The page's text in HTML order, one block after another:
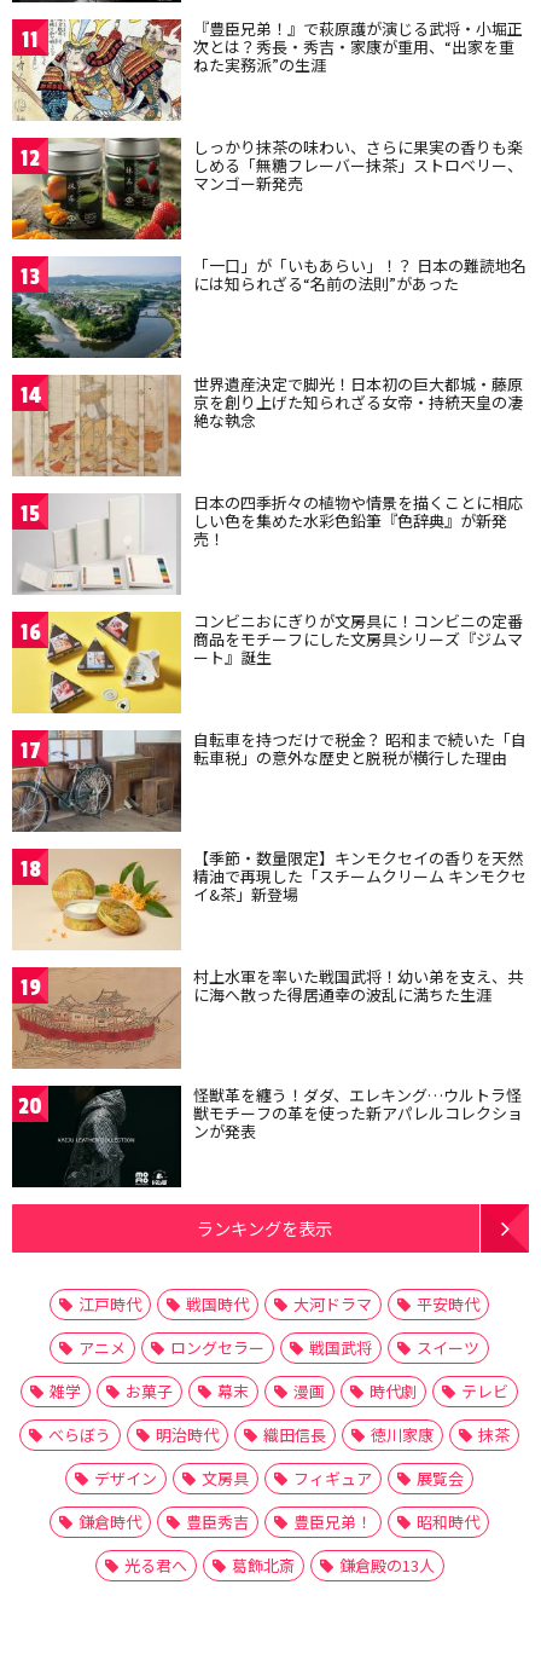
11 『豊臣兄弟！』で萩原護が演じる武将・小堀正
次とは？秀長・秀吉・家康が重用、“出家を重
ねた実務派”の生涯
12 しっかり抹茶の味わい、さらに果実の香りも楽
しめる「無糖フレーバー抹茶」ストロベリー、
マンゴー新発売
13 「一口」が「いもあらい」！？ 日本の難読地名
には知られざる“名前の法則”があった
14 世界遺産決定で脚光！日本初の巨大都城・藤原
京を創り上げた知られざる女帝・持統天皇の凄
絶な執念
15 日本の四季折々の植物や情景を描くことに相応
しい色を集めた水彩色鉛筆『色辞典』が新発
売！
16 コンビニおにぎりが文房具に！コンビニの定番
商品をモチーフにした文房具シリーズ『ジムマ
ート』誕生
17 自転車を持つだけで税金？ 昭和まで続いた「自
転車税」の意外な歴史と脱税が横行した理由
18 【季節・数量限定】キンモクセイの香りを天然
精油で再現した「スチームクリーム キンモクセ
イ&茶」新登場
19 村上水軍を率いた戦国武将！幼い弟を支え、共
に海へ散った得居通幸の波乱に満ちた生涯
20 怪獣革を纏う！ダダ、エレキング…ウルトラ怪
獣モチーフの革を使った新アパレルコレクショ
ンが発表
ランキングを表示
江戸時代 戦国時代 大河ドラマ
平安時代
アニメ
ロングセラー 戦国武将
スイーツ
雑学
お菓子 幕末 漫画 時代劇
テレビ
べらぼう
明治時代 織田信長 徳川家康
抹茶
デザイン
文房具 フィギュア
展覧会
鎌倉時代
豊臣秀吉 豊臣兄弟！
昭和時代
光る君へ
葛飾北斎 鎌倉殿の13人